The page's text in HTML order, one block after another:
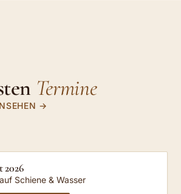
Termine
2026
Schiene & Wasser